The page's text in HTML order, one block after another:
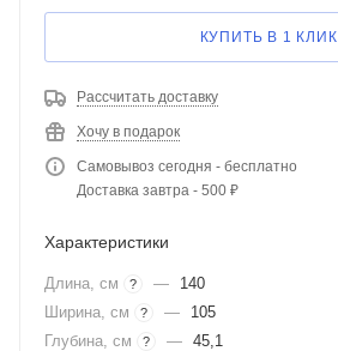
КУПИТЬ В 1 КЛИК
Рассчитать доставку
Хочу в подарок
Самовывоз сегодня - бесплатно
Доставка завтра - 500 ₽
Характеристики
Длина, см ? —
140
Ширина, см
? —
105
Глубина, см
? — 45,1